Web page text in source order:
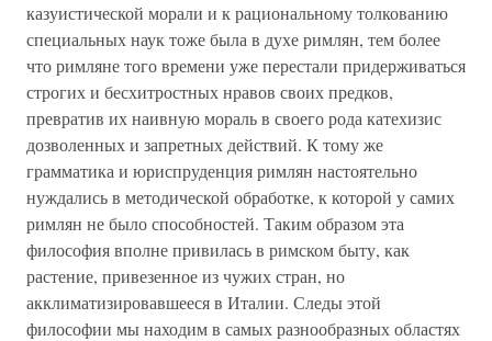
казуистической морали и к рациональному толкованию
специальных наук тоже была в духе римлян, тем более
что римляне того времени уже перестали придерживаться
строгих и бесхитростных нравов своих предков,
превратив их наивную мораль в своего рода катехизис
дозволенных и запретных действий. К тому же
грамматика и юриспруденция римлян настоятельно
нуждались в методической обработке, к которой у самих
римлян не было способностей. Таким образом эта
философия вполне привилась в римском быту, как
растение, привезенное из чужих стран, но
акклиматизировавшееся в Италии. Следы этой
философии мы находим в самых разнообразных областях